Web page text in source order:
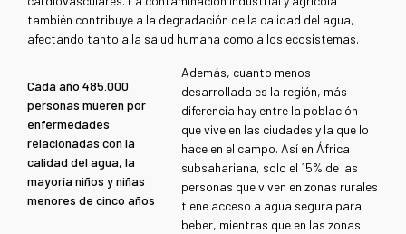
también contribuye a la degradación de la calidad del agua,
afectando tanto a la salud humana como a los ecosistemas.
Cada año 485.000
personas mueren por
enfermedades
relacionadas con la
calidad del agua, la
mayoría niños y niñas
menores de cinco años
Además, cuanto menos
desarrollada es la región, más
diferencia hay entre la población
que vive en las ciudades y la que lo
hace en el campo. Así en África
subsahariana, solo el 15% de las
personas que viven en zonas rurales
tiene acceso a agua segura para
beber, mientras que en las zonas